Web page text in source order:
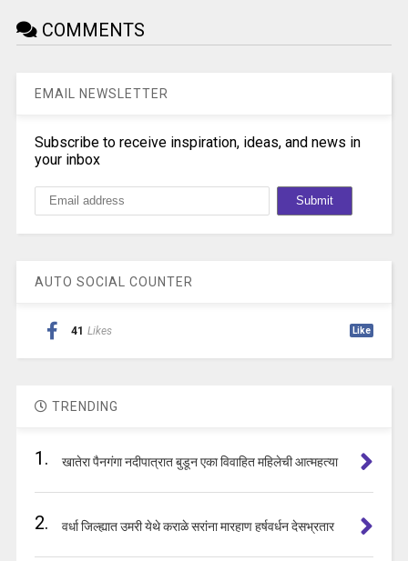
COMMENTS
EMAIL NEWSLETTER
Subscribe to receive inspiration, ideas, and news in
your inbox
AUTO SOCIAL COUNTER
41 Likes Like
TRENDING
1. खातेरा पैनगंगा नदीपात्रात बुडून एका विवाहित महिलेची आत्महत्या
2. वर्धा जिल्ह्यात उमरी येथे कराळे सरांना मारहाण हर्षवर्धन देसभ्रतार